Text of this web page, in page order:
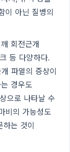
이 아닌 질병의
회전근개
등 다양하다.
파열의 증상이
경우도
으로 나타날 수
비의 가능성도
는 것이